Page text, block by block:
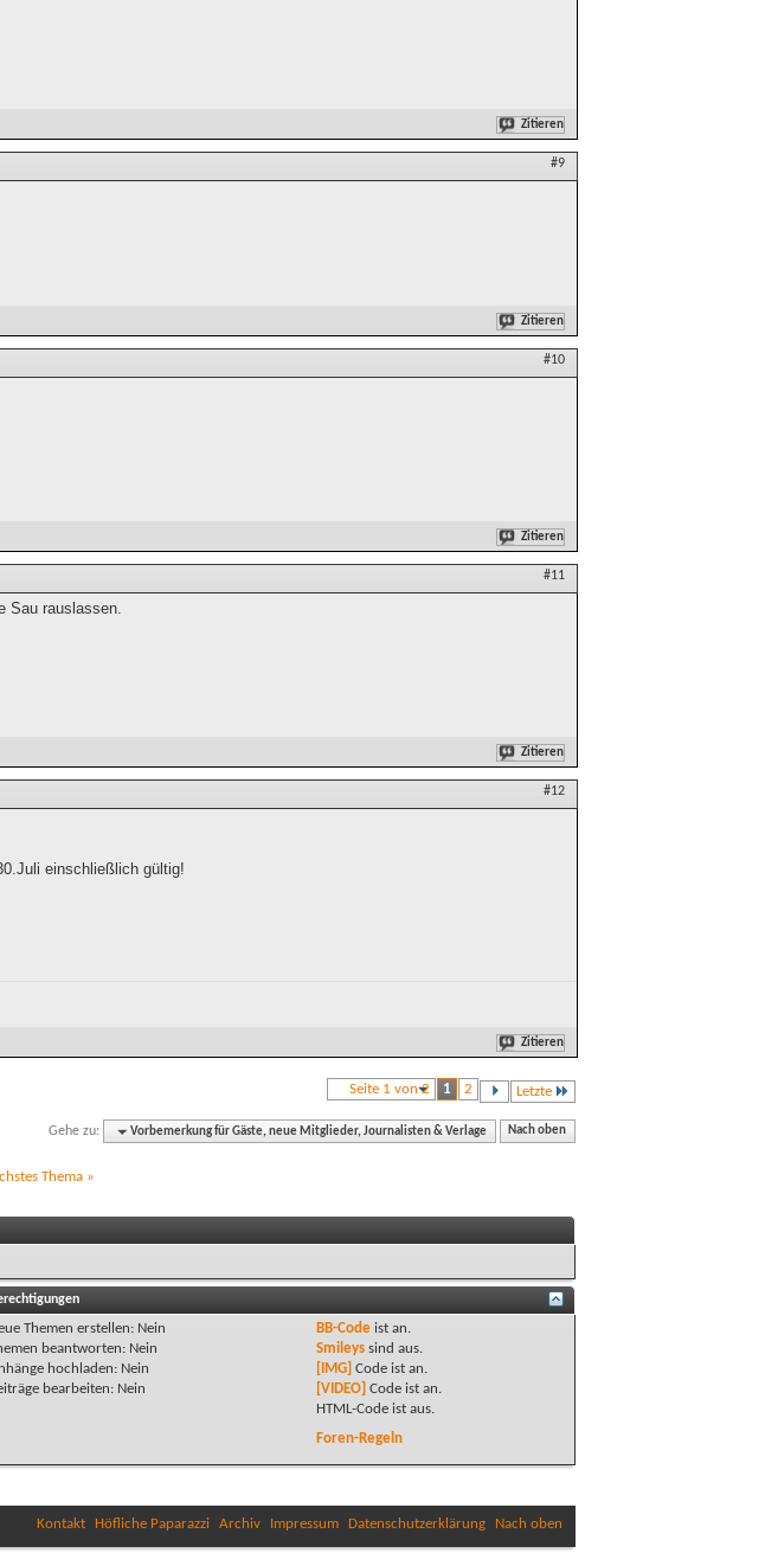
Zitieren
#9
Zitieren
#10
Zitieren
#11
Sau rauslassen.
Zitieren
#12
einschließlich gültig!
Zitieren
Seite 1 von 2 1 2 Letzte
Gehe zu: Vorbemerkung für Gäste, neue Mitglieder, Journalisten & Verlage Nach oben
Thema »
Themen erstellen: Nein
beantworten: Nein
hochladen: Nein
bearbeiten: Nein
BB-Codeist an
Smileyssind aus.
[IMG] Code ist an
[VIDEO] Code ist an
HTML-Code ist aus.
Foren-Regeln
Kontakt Höfliche Paparazzi Archiv Impressum Datenschutzerklärung Nach oben